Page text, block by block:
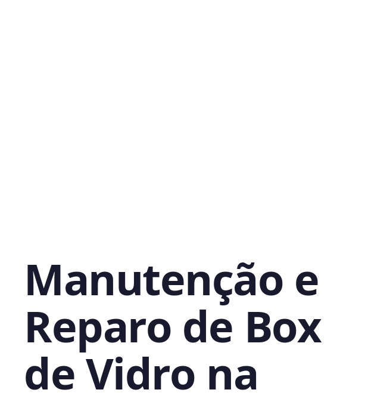
Manutenção e
Reparo de Box
de Vidro na